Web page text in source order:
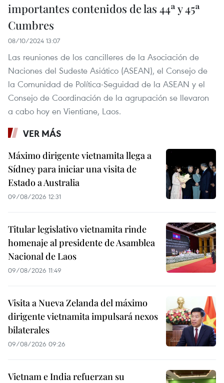
importantes contenidos de las 44ª y 45ª
Cumbres
08/10/2024 13:07
Las reuniones de los cancilleres de la Asociación de
Naciones del Sudeste Asiático (ASEAN), el Consejo de
la Comunidad de Política-Seguidad de la ASEAN y el
Consejo de Coordinación de la agrupación se llevaron
a cabo hoy en Vientiane, Laos.
VER MÁS
Máximo dirigente vietnamita llega a
Sídney para iniciar una visita de
Estado a Australia
09/08/2026 12:31
Titular legislativo vietnamita rinde
homenaje al presidente de Asamblea
Nacional de Laos
09/08/2026 11:49
Visita a Nueva Zelanda del máximo
dirigente vietnamita impulsará nexos
bilaterales
09/08/2026 09:26
Vietnam e India refuerzan su